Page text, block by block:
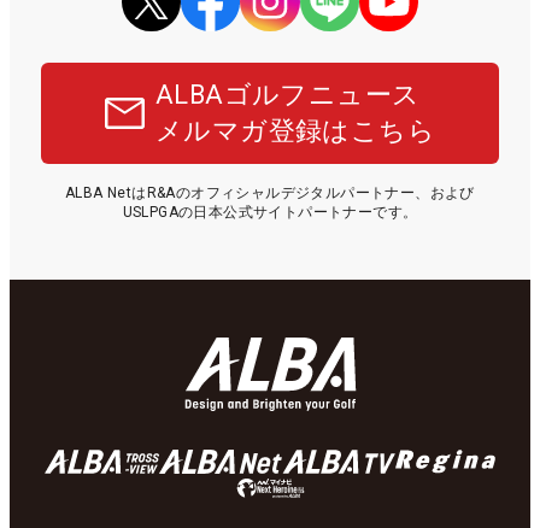
ALBAゴルフニュース
メルマガ登録はこちら
ALBA NetはR&Aのオフィシャルデジタルパートナー、および
USLPGAの日本公式サイトパートナーです。